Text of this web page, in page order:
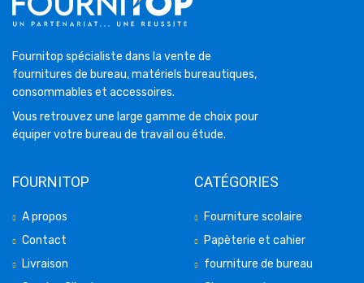
Fournitop spécialiste dans la vente de
fournitures de bureau, matériels bureautiques,
consommables et accessoires.
Vous retrouvez une large gamme de choix pour
équiper votre bureau de travail ou étude.
FOURNITOP
A propos
Contact
Livraison
CATÉGORIES
Fourniture scolaire
Papèterie et cahier
fourniture de bureau